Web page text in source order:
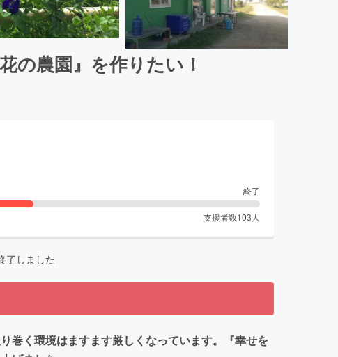
の農園』を作りたい！
終了
支援者数103 人
了しました
巻く環境はますます厳しくなっています。『幸せを